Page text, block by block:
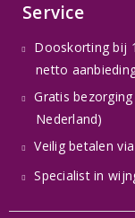
Service
Dooskorting bij
netto
Gratis
Nederland)
Veilig betalen
Specialist in